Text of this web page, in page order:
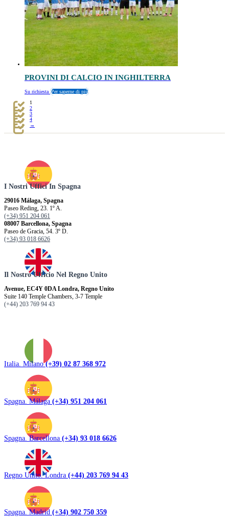
PROVINI DI CALCIO IN INGHILTERRA
Su richiesta Per saperne di più
1
2
3
4
→
I Nostri Uffici In Spagna
29016 Málaga, Spagna
Paseo Reding, 23. 1º A.
(+34) 951 204 061
08007 Barcellona, ​​Spagna
Paseo de Gracia, 54. 3º D.
(+34) 93 018 6626
Il Nostro Ufficio Nel Regno Unito
Avenue, EC4Y 0DA Londra, Regno Unito
Suite 140 Temple Chambers, 3-7 Temple
(+44) 203 769 94 43
Italia. Milano(+39) 02 87 368 972
Spagna. Málaga (+34) 951 204 061
Spagna. Barcellona (+34) 93 018 6626
Regno Unito. Londra (+44) 203 769 94 43
Spagna. Madrid (+34) 902 750 359